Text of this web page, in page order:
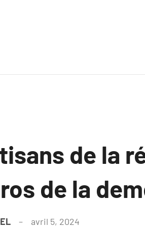
de la
de la
avril 5, 2024